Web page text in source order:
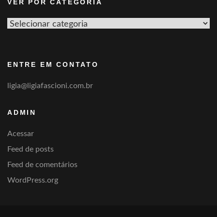
VER POR CATEGORIA
Ver
ENTRE EM CONTATO
ligia@ligiafascioni.com.br
ADMIN
Acessar
Feed de posts
Feed de comentários
WordPress.org